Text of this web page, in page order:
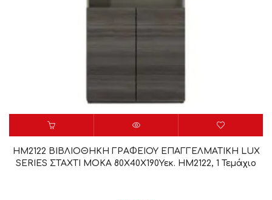
HM2122 ΒΙΒΛΙΟΘΗΚΗ ΓΡΑΦΕΙΟΥ ΕΠΑΓΓΕΛΜΑΤΙΚΗ LUX
SERIES ΣΤΑΧΤΙ ΜΟΚΑ 80X40X190Υεκ. HM2122, 1 Τεμάχιο